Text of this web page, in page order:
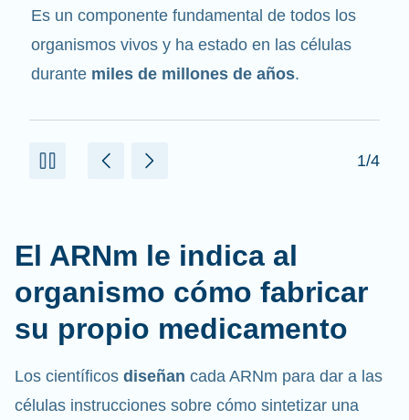
mensajero. Interactúa con otros componentes
de las células que ayudan a sintetizar las
proteínas.
2/4
El ARNm le indica al
organismo cómo fabricar
su propio medicamento
Los científicos diseñan cada ARNm para dar a las
células instrucciones sobre cómo sintetizar una